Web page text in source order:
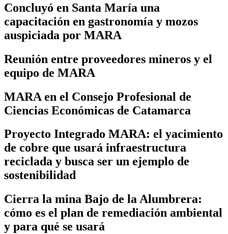
Concluyó en Santa María una
capacitación en gastronomía y mozos
auspiciada por MARA
Reunión entre proveedores mineros y el
equipo de MARA
MARA en el Consejo Profesional de
Ciencias Económicas de Catamarca
Proyecto Integrado MARA: el yacimiento
de cobre que usará infraestructura
reciclada y busca ser un ejemplo de
sostenibilidad
Cierra la mina Bajo de la Alumbrera:
cómo es el plan de remediación ambiental
y para qué se usará